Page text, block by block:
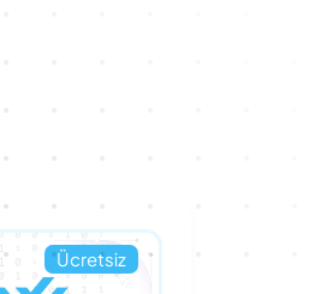
Ücretsiz